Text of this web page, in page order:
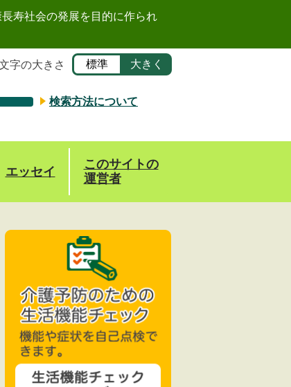
字の大きさ 標準 大きく
検索方法について
寿社会の発展を目的に作られ
エッセイ
このサイトの
運営者